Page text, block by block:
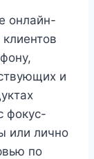
онлайн-
и
фокус-
или лично
по